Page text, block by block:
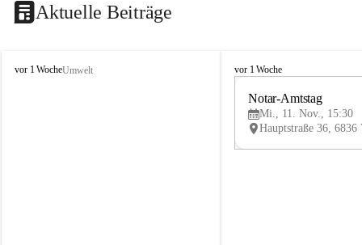
Aktuelle Beiträge
V
vor 1 WocheUmwelt
V
vor 1 Woche
Notar-Amtstag
Mi., 11. Nov., 15:30